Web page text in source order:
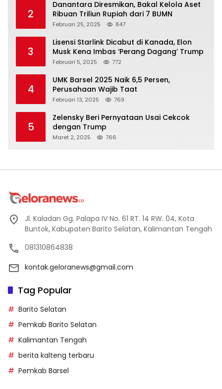
2
Danantara Diresmikan, Bakal Kelola Aset
Ribuan Triliun Rupiah dari 7 BUMN
Februari 25, 2025 847
3
Lisensi Starlink Dicabut di Kanada, Elon
Musk Kena Imbas ‘Perang Dagang’ Trump
Februari 5, 2025 772
4
UMK Barsel 2025 Naik 6,5 Persen,
Perusahaan Wajib Taat
Februari 13, 2025 769
5
Zelensky Beri Pernyataan Usai Cekcok
dengan Trump
Maret 2, 2025 766
Jl. Kaladan Gg. Palapa IV No. 61 RT. 14 RW. 04, Kota
Buntok, Kabupaten Barito Selatan, Kalimantan Tengah
081310864838
kontak.geloranews@gmail.com
Tag Popular
Barito Selatan
Pemkab Barito Selatan
Kalimantan Tengah
berita kalteng terbaru
Pemkab Barsel